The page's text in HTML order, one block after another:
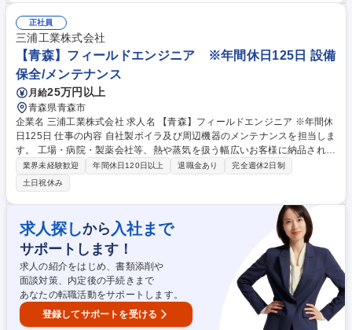
造を行うプラントで機械や電気の専門家として働いていただきます。 【～
人気の理由ベスト3～学歴や職歴関係なく市場価値の上がる仕事！】 1：
高難易度国家資格を充実のサポートで習得可能！ 2：市場価値が高い＝収
入も高い（自立したい方におすすめ） 3：社会の役に立つ仕事（あなたの
仕事がみんなの生活を支えます！） 募集職種 【地域限定採用/青森】未経
験から目指す建設専門職/面接1回/無期雇用派遣
正社員
三浦工業株式会社
【青森】フィールドエンジニア ※年間休日125日 設備
保全/メンテナンス
月給25万円以上
青森県青森市
企業名 三浦工業株式会社 求人名 【青森】フィールドエンジニア ※年間休
日125日 仕事の内容 自社製ボイラ及び周辺機器のメンテナンスを担当しま
す。 工場・病院・製薬会社等、熱や蒸気を扱う幅広いお客様に納品されて
いる自社商品の点検・修理・メンテナンスを行う仕事です。 自社商品を導
入されているお客様（工場）を訪問し、定期点検やトラブル発生時の修理
などを担当。またお客様に役立つ提案をしながら販売も行います。※建設
物への改変業務は含まれません 【具体的な業務】■現場での修理、定期点
検、オーバーホール ■新商品や保守契約の提案、販売 ■省エネ、環境保全
の診断と提案 ■開発部門への情報提供 など 募集職種 【青森】フィールド
エンジニア ※年間休日125日
業界未経験歓迎 年間休日120日以上 退職金あり
完全週休2日制
土日祝休み
求人探しから 入社まで
サポートします！
求人の紹介をはじめ、書類添削や
面談対策、内定後の手続きまで
あなたの転職活動をサポートします。
登録してサポートを受ける